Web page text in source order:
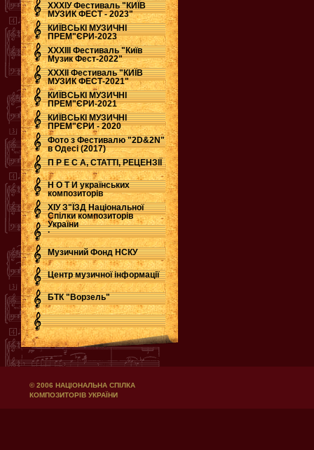
ХХХІУ Фестиваль "КИЇВ
МУЗИК ФЕСТ - 2023"
КИЇВСЬКІ МУЗИЧНІ
ПРЕМ"ЄРИ-2023
ХХХІІІ Фестиваль "Київ
Музик Фест-2022"
ХХХІІ Фестиваль "КИЇВ
МУЗИК ФЕСТ-2021"
КИЇВСЬКІ МУЗИЧНІ
ПРЕМ"ЄРИ-2021
КИЇВСЬКІ МУЗИЧНІ
ПРЕМ"ЄРИ - 2020
Фото з Фестивалю "2D&2N"
в Одесі (2017)
П Р Е С А, СТАТТІ, РЕЦЕНЗІЇ
Н О Т И українських
композиторів
ХІУ З"ЇЗД Національної
Спілки композиторів
України
.
Музичний Фонд НСКУ
Центр музичної інформації
БТК "Ворзель"
© 2006 НАЦІОНАЛЬНА СПІЛКА
КОМПОЗИТОРІВ УКРАЇНИ